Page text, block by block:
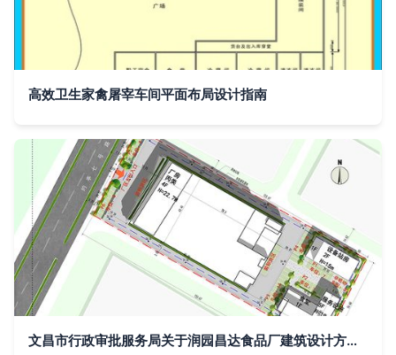
高效卫生家禽屠宰车间平面布局设计指南
文昌市行政审批服务局关于润园昌达食品厂建筑设计方案批前公示平面设计分析